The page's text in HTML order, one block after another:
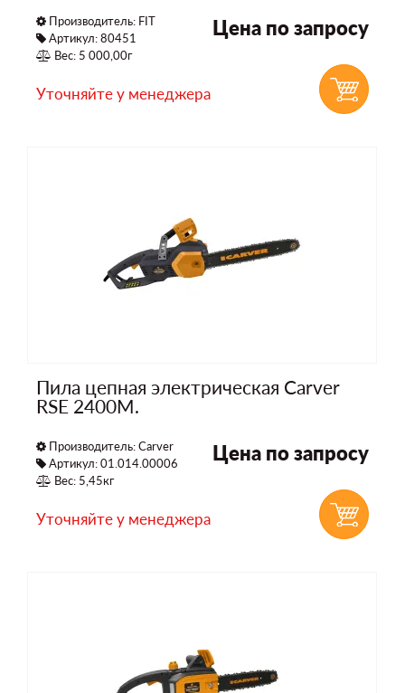
Производитель: FIT
Артикул: 80451
Вес: 5 000,00г
Цена по запросу
Уточняйте у менеджера
Пила цепная электрическая Carver
RSE 2400M.
Производитель:Carver
Артикул: 01.014.00006
Вес: 5,45кг
Цена по запросу
Уточняйте у менеджера